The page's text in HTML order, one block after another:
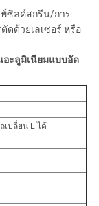
ซิลค์สกรีน/การ
ดด้วยเลเซอร์ หรือ
อะลูมิเนียมแบบอัด
เปลี่ยน L ได้